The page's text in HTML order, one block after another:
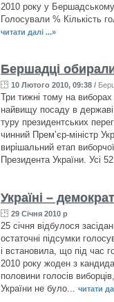
2010 року у
Голосували % Кількість
читати далі ...»
Бершадці
10 Лютого 2010, 09:38 /
Три тижні тому на виборах
найвищу посаду в
туру президентських
чинний Прем’єр-міністр
вирішальний етап
Президента України. Усі
Україні –
29 Січня 2010 р
25 січня відбулося
остаточні підсумки
і встановила, що під час
2010 року жоден з
половини голосів
України не було...
читати